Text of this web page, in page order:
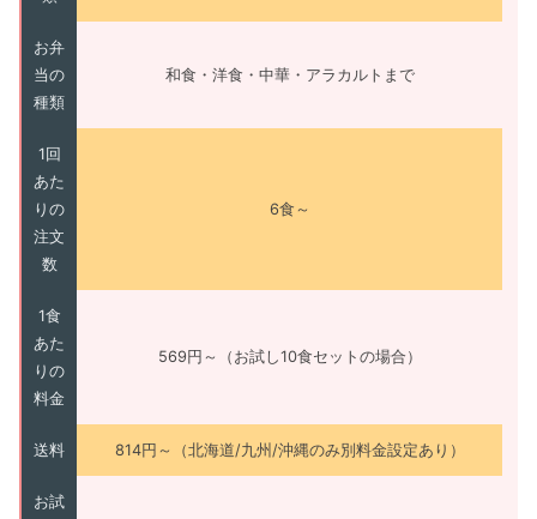
お弁
当の
種類
和食・洋食・中華・アラカルトまで
1回
あた
りの
注文
数
6食～
1食
あた
りの
料金
569円～（お試し10食セットの場合）
送料 814円～（北海道/九州/沖縄のみ別料金設定あり）
お試